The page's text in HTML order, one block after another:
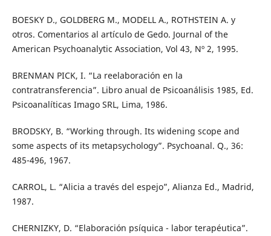
BOESKY D., GOLDBERG M., MODELL A., ROTHSTEIN A. y
otros. Comentarios al artículo de Gedo. Journal of the
American Psychoanalytic Association, Vol 43, Nº 2, 1995.
BRENMAN PICK, I. “La reelaboración en la
contratransferencia”. Libro anual de Psicoanálisis 1985, Ed.
Psicoanalíticas Imago SRL, Lima, 1986.
BRODSKY, B. “Working through. Its widening scope and
some aspects of its metapsychology”. Psychoanal. Q., 36:
485-496, 1967.
CARROL, L. “Alicia a través del espejo”, Alianza Ed., Madrid,
1987.
CHERNIZKY, D. “Elaboración psíquica - labor terapéutica”.